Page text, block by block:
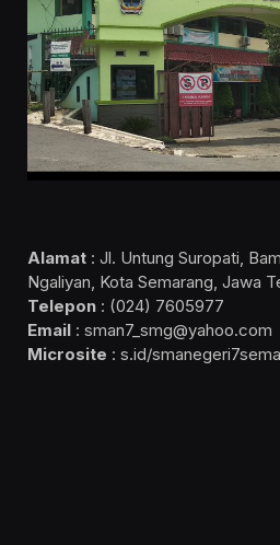
Alamat : Jl. Untung Suropati,
Ngaliyan, Kota Semarang, Jawa
Telepon : (024) 7605977
Email : sman7_smg@yahoo.com
Microsite : s.id/